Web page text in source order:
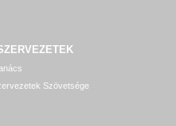
Szövetsége